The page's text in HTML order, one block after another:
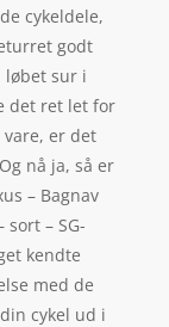
cykeldele,
godt
løbet sur i
det ret let for
er det
nå ja, så er
– Bagnav
sort – SG-
kendte
med de
cykel ud i